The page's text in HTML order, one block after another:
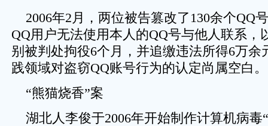
2006年2月，两位被告篡改了130余个QQ
QQ用户无法使用本人的QQ号与他人联系，
别被判处拘役6个月，并追缴违法所得6万余
践领域对盗窃QQ账号行为的认定尚属空白。
“熊猫烧香”案
湖北人李俊于2006年开始制作计算机病毒